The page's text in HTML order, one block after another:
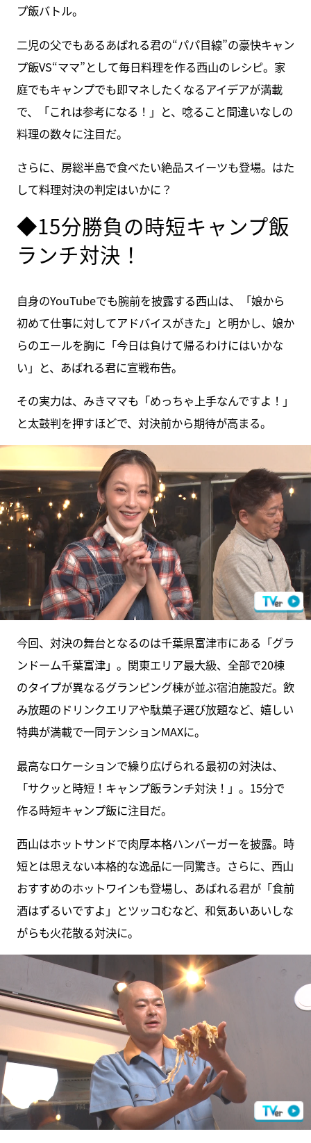
プ飯バトル。
二児の父でもあるあばれる君の“パパ目線”の豪快キャン
プ飯VS“ママ”として毎日料理を作る西山のレシピ。家
庭でもキャンプでも即マネしたくなるアイデアが満載
で、「これは参考になる！」と、唸ること間違いなしの
料理の数々に注目だ。
さらに、房総半島で食べたい絶品スイーツも登場。はた
して料理対決の判定はいかに？
◆15分勝負の時短キャンプ飯
ランチ対決！
自身のYouTubeでも腕前を披露する西山は、「娘から
初めて仕事に対してアドバイスがきた」と明かし、娘か
らのエールを胸に「今日は負けて帰るわけにはいかな
い」と、あばれる君に宣戦布告。
その実力は、みきママも「めっちゃ上手なんですよ！」
と太鼓判を押すほどで、対決前から期待が高まる。
今回、対決の舞台となるのは千葉県富津市にある「グラ
ンドーム千葉富津」。関東エリア最大級、全部で20棟
のタイプが異なるグランピング棟が並ぶ宿泊施設だ。飲
み放題のドリンクエリアや駄菓子選び放題など、嬉しい
特典が満載で一同テンションMAXに。
最高なロケーションで繰り広げられる最初の対決は、
「サクッと時短！キャンプ飯ランチ対決！」。15分で
作る時短キャンプ飯に注目だ。
西山はホットサンドで肉厚本格ハンバーガーを披露。時
短とは思えない本格的な逸品に一同驚き。さらに、西山
おすすめのホットワインも登場し、あばれる君が「食前
酒はずるいですよ」とツッコむなど、和気あいあいしな
がらも火花散る対決に。